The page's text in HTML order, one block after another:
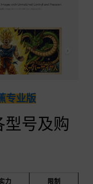
专业版
号及购
力 限制